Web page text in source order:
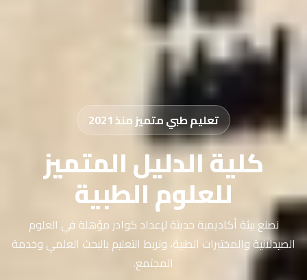
تعليم طبي متميز منذ 2021
كلية الدليل المتميز
للعلوم الطبية
نصنع بيئة أكاديمية حديثة لإعداد كوادر مؤهلة في العلوم
الصيدلانية والمختبرات الطبية، ونربط التعليم بالبحث العلمي وخدمة
المجتمع.